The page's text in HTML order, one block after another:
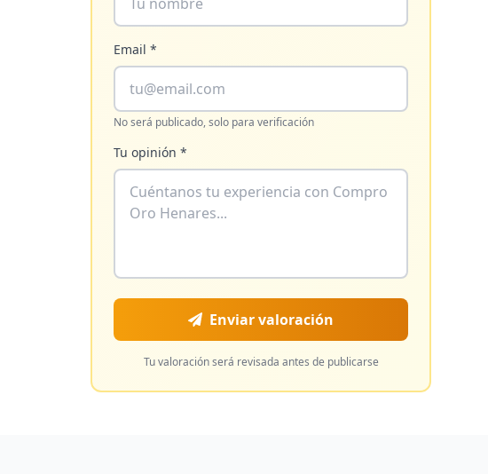
Email *
No será publicado, solo para verificación
Tu opinión *
Enviar valoración
Tu valoración será revisada antes de publicarse